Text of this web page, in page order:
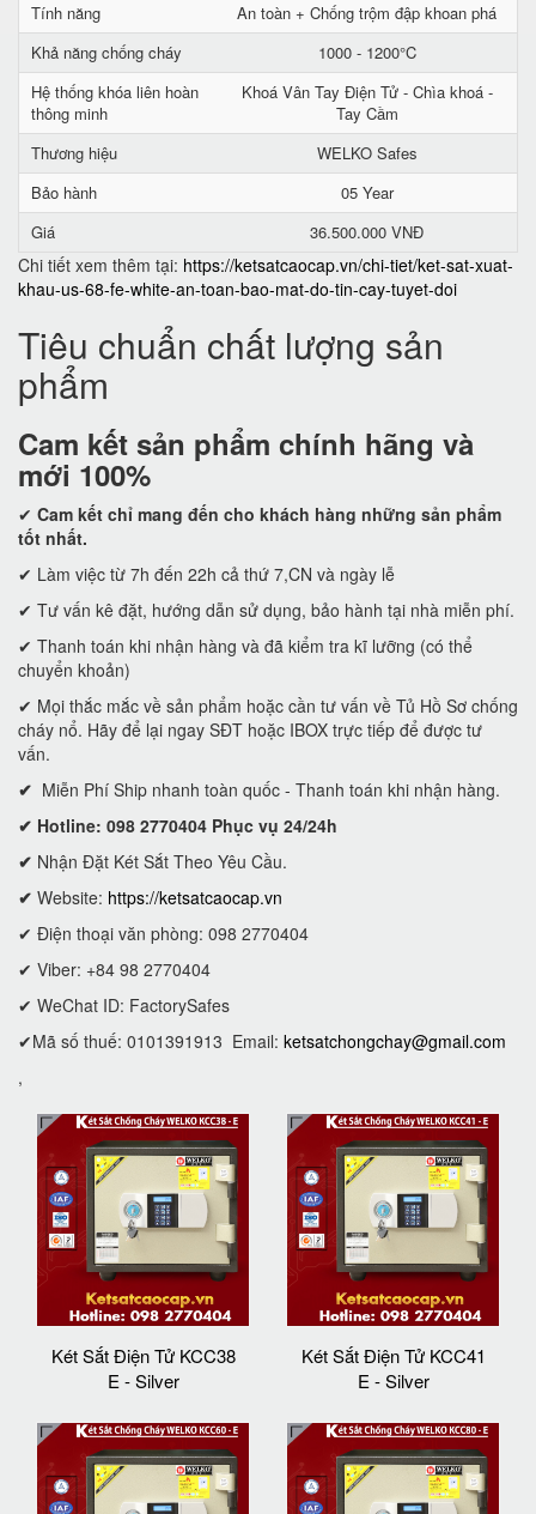
Tính năng
An toàn + Chống trộm đập khoan phá
Khả năng chống cháy
1000 - 1200°C
Hệ thống khóa liên hoàn
thông minh
Khoá Vân Tay Điện Tử - Chìa khoá -
Tay Cầm
Thương hiệu
WELKO Safes
Bảo hành
05 Year
Giá
36.500.000 VNĐ
Chi tiết xem thêm tại: https://ketsatcaocap.vn/chi-tiet/ket-sat-xuat-
khau-us-68-fe-white-an-toan-bao-mat-do-tin-cay-tuyet-doi
Tiêu chuẩn chất lượng sản
phẩm
Cam kết sản phẩm chính hãng và
mới 100%
✔ Cam kết chỉ mang đến cho khách hàng những sản phẩm
tốt nhất.
✔ Làm việc từ 7h đến 22h cả thứ 7,CN và ngày lễ
✔ Tư vấn kê đặt, hướng dẫn sử dụng, bảo hành tại nhà miễn phí.
✔ Thanh toán khi nhận hàng và đã kiểm tra kĩ lưỡng (có thể
chuyển khoản)
✔ Mọi thắc mắc về sản phẩm hoặc cần tư vấn về Tủ Hồ Sơ chống
cháy nổ. Hãy để lại ngay SĐT hoặc IBOX trực tiếp để được tư
vấn.
✔ Miễn Phí Ship nhanh toàn quốc - Thanh toán khi nhận hàng.
✔ Hotline: 098 2770404 Phục vụ 24/24h
✔ Nhận Đặt Két Sắt Theo Yêu Cầu.
✔ Website: https://ketsatcaocap.vn
✔ Điện thoại văn phòng: 098 2770404
✔ Viber: +84 98 2770404
✔ WeChat ID: FactorySafes
✔Mã số thuế: 0101391913 Email: ketsatchongchay@gmail.com
,
Két Sắt Điện Tử KCC38
E - Silver
Két Sắt Điện Tử KCC41
E - Silver